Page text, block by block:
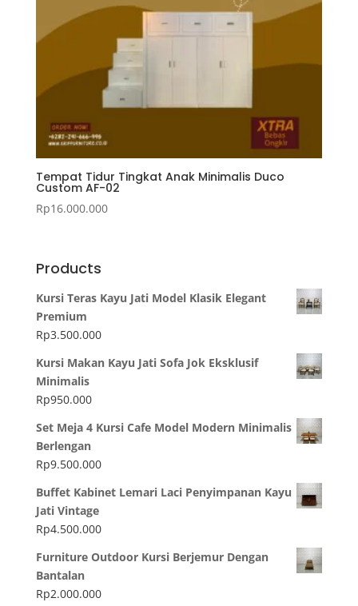
Tempat Tidur Tingkat Anak Minimalis Duco
Custom AF-02
Rp16.000.000
Products
Kursi Teras Kayu Jati Model Klasik Elegant
Premium
Rp3.500.000
Kursi Makan Kayu Jati Sofa Jok Eksklusif
Minimalis
Rp950.000
Set Meja 4 Kursi Cafe Model Modern Minimalis
Berlengan
Rp9.500.000
Buffet Kabinet Lemari Laci Penyimpanan Kayu
Jati Vintage
Rp4.500.000
Furniture Outdoor Kursi Berjemur Dengan
Bantalan
Rp2.000.000